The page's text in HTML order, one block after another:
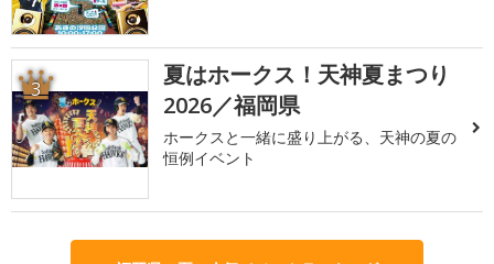
3
夏はホークス！天神夏まつり
2026／福岡県
ホークスと一緒に盛り上がる、天神の夏の
恒例イベント